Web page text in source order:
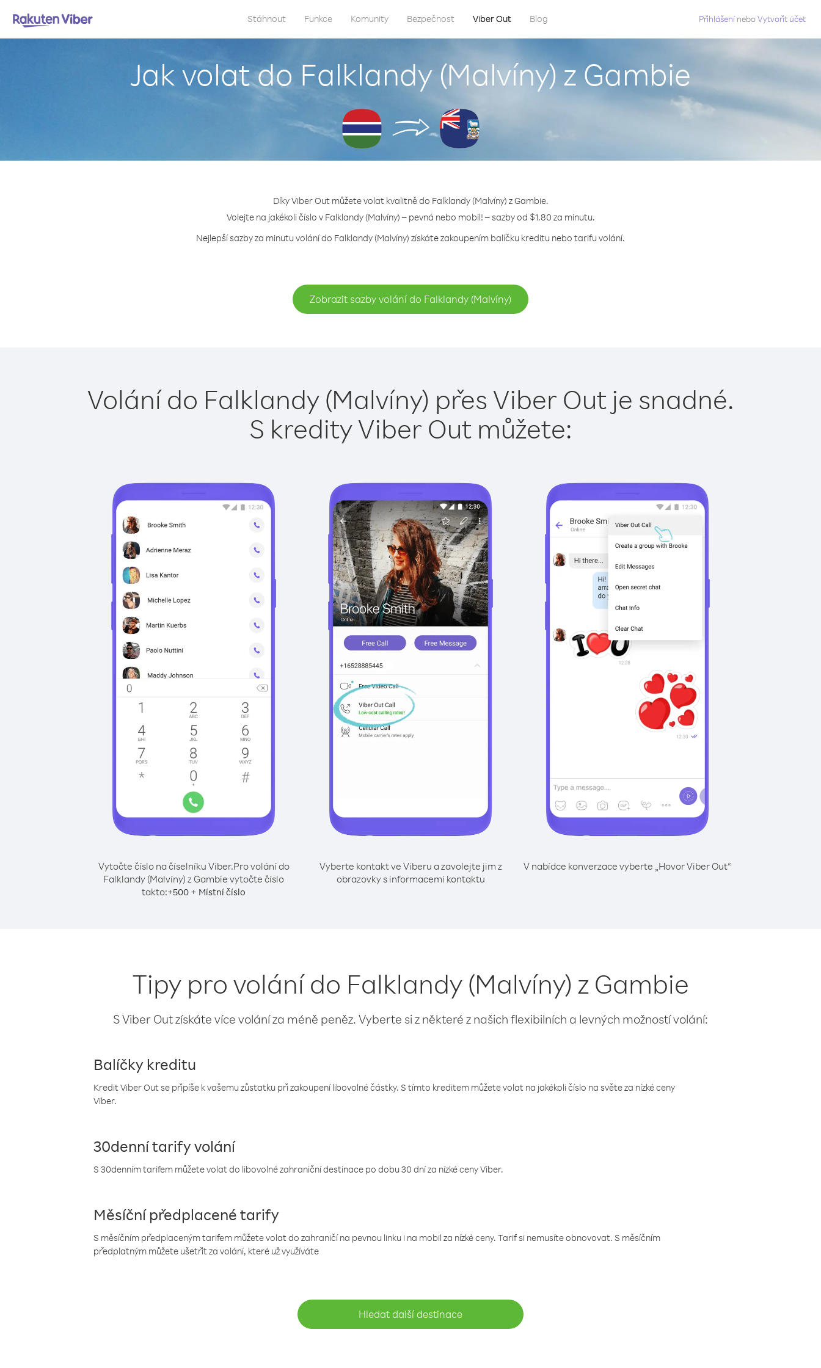
Stáhnout Funkce Komunity Bezpečnost Viber Out Blog Přihlášení neboVytvořit účet
Jak volat do Falklandy (Malvíny) z Gambie
Díky Viber Out můžete volat kvalitně do Falklandy (Malvíny) z Gambie.
Volejte na jakékoli číslo v Falklandy (Malvíny) – pevná nebo mobil! – sazby od $1.80 za minutu.
Nejlepší sazby za minutu volání do Falklandy (Malvíny) získáte zakoupením balíčku kreditu nebo tarifu volání.
Zobrazit sazby volání do Falklandy (Malvíny)
Volání do Falklandy (Malvíny) přes Viber Out je snadné.
S kredity Viber Out můžete:
Vytočte číslo na číselníku Viber.Pro volání do
Falklandy (Malvíny) z Gambie vytočte číslo
takto:+500 + Místní číslo
Vyberte kontakt ve Viberu a zavolejte jim z
obrazovky s informacemi kontaktu
V nabídce konverzace vyberte „Hovor Viber Out“
Tipy pro volání do Falklandy (Malvíny) z Gambie
S Viber Out získáte více volání za méně peněz. Vyberte si z některé z našich flexibilních a levných možností volání:
Balíčky kreditu
Kredit Viber Out se připíše k vašemu zůstatku při zakoupení libovolné částky. S tímto kreditem můžete volat na jakékoli číslo na světe za nízké ceny
Viber.
30denní tarify volání
S 30denním tarifem můžete volat do libovolné zahraniční destinace po dobu 30 dní za nízké ceny Viber.
Měsíční předplacené tarify
S měsíčním předplaceným tarifem můžete volat do zahraničí na pevnou linku i na mobil za nízké ceny. Tarif si nemusíte obnovovat. S měsíčním
předplatným můžete ušetřit za volání, které už využíváte
Hledat další destinace